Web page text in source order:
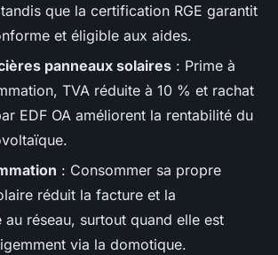
que la certification RGE garantit
et éligible aux aides.
panneaux solaires : Prime à
TVA réduite à 10 % et rachat
EDF OA améliorent la rentabilité du
: Consommer sa propre
réduit la facture et la
au réseau, surtout quand elle est
via la domotique.